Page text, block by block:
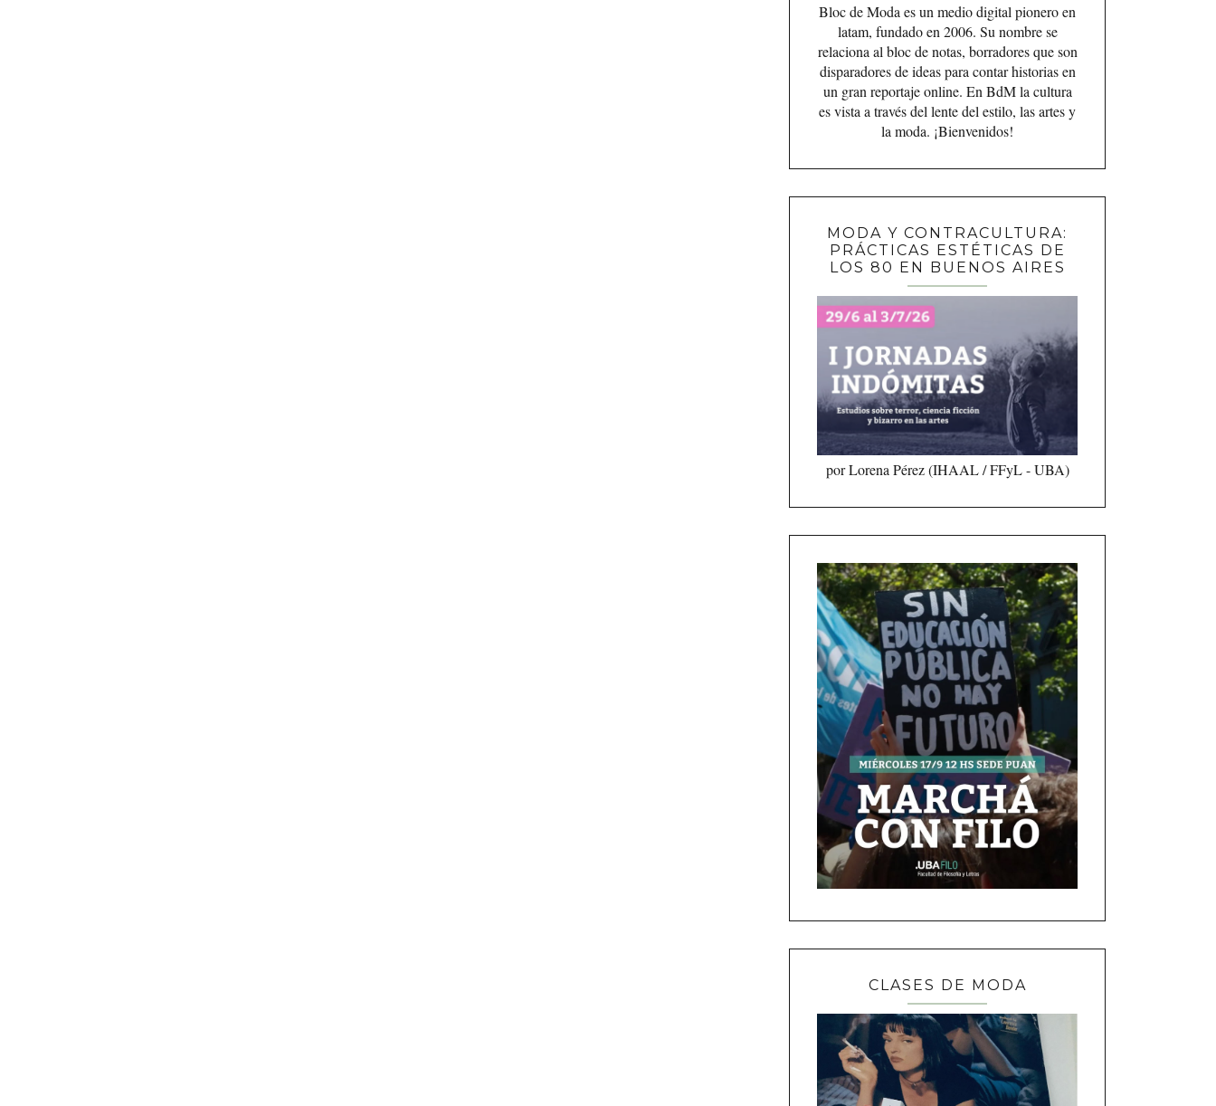
Bloc de Moda es un medio digital pionero en
latam, fundado en 2006. Su nombre se
relaciona al bloc de notas, borradores que son
disparadores de ideas para contar historias en
un gran reportaje online. En BdM la cultura
es vista a través del lente del estilo, las artes y
la moda. ¡Bienvenidos!
MODA Y CONTRACULTURA:
PRÁCTICAS ESTÉTICAS DE
LOS 80 EN BUENOS AIRES
por Lorena Pérez (IHAAL / FFyL - UBA)
CLASES DE MODA